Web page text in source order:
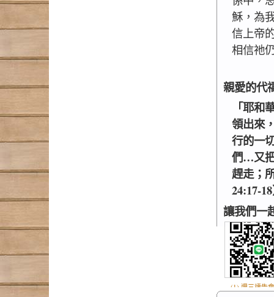
穌，為
信上帝
相信祂
親愛的代
「耶
領出來
行的一
們…又
趕走；
24:17-
讓我們一
(1) 週三禱告